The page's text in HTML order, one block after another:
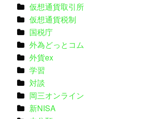
仮想通貨取引所
仮想通貨税制
国税庁
外為どっとコム
外貨ex
学習
対談
岡三オンライン
新NISA